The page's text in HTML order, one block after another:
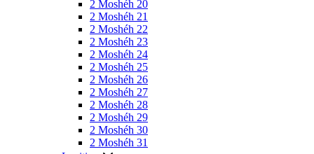
2 Moshéh 20
2 Moshéh 21
2 Moshéh 22
2 Moshéh 23
2 Moshéh 24
2 Moshéh 25
2 Moshéh 26
2 Moshéh 27
2 Moshéh 28
2 Moshéh 29
2 Moshéh 30
2 Moshéh 31